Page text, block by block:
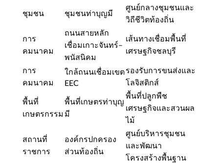
ชุมชน ชุมชนท่าบุญมี
ศูนย์กลางชุมชนและ
วิถีชีวิตท้องถิ่น
การ
คมนาคม
ถนนสายหลัก
เชื่อมเกาะจันทร์–
พนัสนิคม
เส้นทางเชื่อมพื้นที่
เศรษฐกิจชลบุรี
การ
คมนาคม
ใกล้ถนนเชื่อมเขต
EEC
รองรับการขนส่งและ
โลจิสติกส์
พื้นที่
เกษตรกรรม
พื้นที่เกษตรท่าบุญ
มี
พื้นที่ปลูกพืช
เศรษฐกิจและสวนผล
ไม้
สถานที่
ราชการ
องค์กรปกครอง
ส่วนท้องถิ่น
ศูนย์บริหารชุมชน
และพัฒนา
โครงสร้างพื้นฐาน